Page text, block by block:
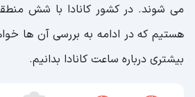
می شوند. در کشور کانادا با شش
هستیم که در ادامه به بررسی آن ها
بیشتری درباره ساعت کانادا بدانیم.